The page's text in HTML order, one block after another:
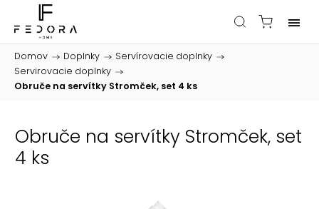
Domov / Doplnky / Servírovacie doplnky /
Servirovacie doplnky /
Obruče na servítky Stromček, set 4 ks
Obruče na servítky Stromček, set
4 ks